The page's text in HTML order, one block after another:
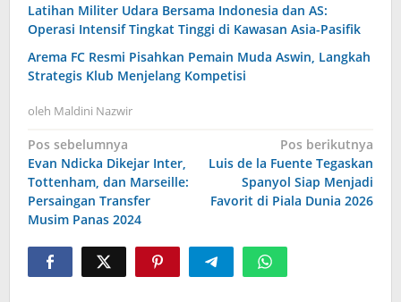
Latihan Militer Udara Bersama Indonesia dan AS:
Operasi Intensif Tingkat Tinggi di Kawasan Asia-Pasifik
Arema FC Resmi Pisahkan Pemain Muda Aswin, Langkah
Strategis Klub Menjelang Kompetisi
oleh Maldini Nazwir
Navigasi
pos
Pos sebelumnya
Evan Ndicka Dikejar Inter,
Tottenham, dan Marseille:
Persaingan Transfer
Musim Panas 2024
Pos berikutnya
Luis de la Fuente Tegaskan
Spanyol Siap Menjadi
Favorit di Piala Dunia 2026